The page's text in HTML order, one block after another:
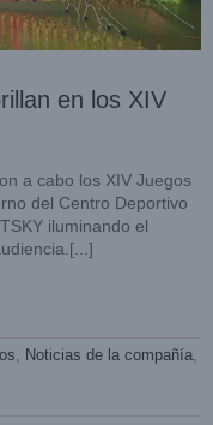
en los XIV
a cabo los XIV Juegos
del Centro Deportivo
iluminando el
, Noticias de la compañía,